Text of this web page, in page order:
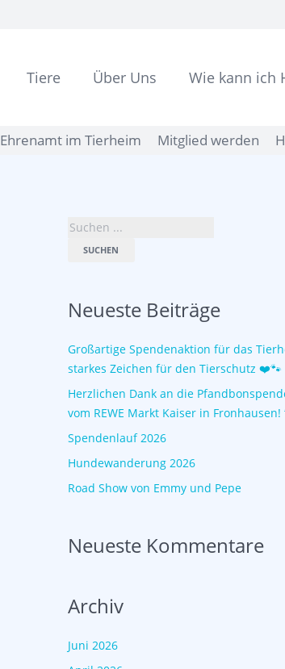
Tiere Über Uns Wie kann ich
Ehrenamt im Tierheim Mitglied werden
SUCHEN
Neueste Beiträge
Großartige Spendenaktion für das
starkes Zeichen für den Tierschutz ❤️🐾
Herzlichen Dank an die
vom REWE Markt Kaiser in
Spendenlauf 2026
Hundewanderung 2026
Road Show von Emmy und Pepe
Neueste Kommentare
Archiv
Juni 2026